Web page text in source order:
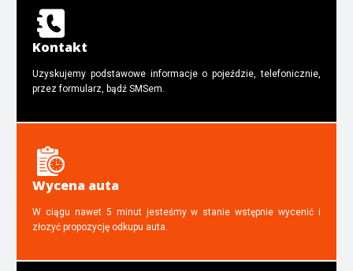
Kontakt
Uzyskujemy podstawowe informacje o pojeździe, telefonicznie,
przez formularz, bądź SMSem.
Wycena auta
W ciągu nawet 5 minut jesteśmy w stanie wstępnie wycenić i
złozyć propozycję odkupu auta.